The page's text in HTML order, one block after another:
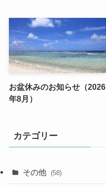
お盆休みのお知らせ（2026
年8月）
カテゴリー
その他 (58)